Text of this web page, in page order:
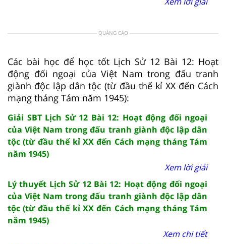
QUẢNG CÁO
Các bài học để học tốt Lịch Sử 12 Bài 12: Hoạt
động đối ngoại của Việt Nam trong đấu tranh
giành độc lập dân tộc (từ đầu thế kỉ XX đến Cách
mạng tháng Tám năm 1945):
Giải SBT Lịch Sử 12 Bài 12: Hoạt động đối ngoại
của Việt Nam trong đấu tranh giành độc lập dân
tộc (từ đầu thế kỉ XX đến Cách mạng tháng Tám
năm 1945)
Xem lời giải
Lý thuyết Lịch Sử 12 Bài 12: Hoạt động đối ngoại
của Việt Nam trong đấu tranh giành độc lập dân
tộc (từ đầu thế kỉ XX đến Cách mạng tháng Tám
năm 1945)
Xem chi tiết